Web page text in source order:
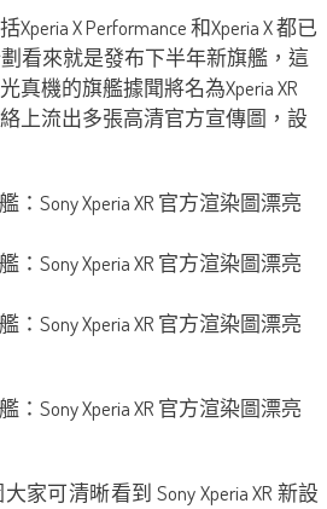
X Performance 和Xperia X 都已
看來就是發布下半年新旗艦，這
真機的旗艦據聞將名為Xperia XR
上流出多張高清官方宣傳圖，設
家可清晰看到 Sony Xperia XR 新設